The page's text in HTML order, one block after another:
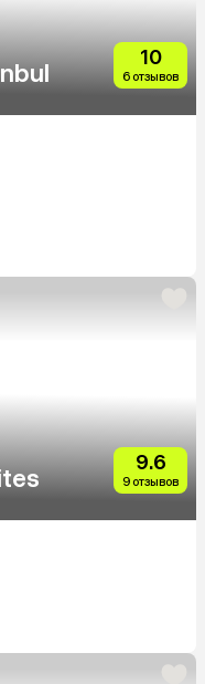
10
6 отзывов
9.6
9 отзывов